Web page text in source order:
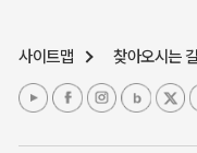
여성복지
장애인 복지시책
사이트맵 찾아오시는 길